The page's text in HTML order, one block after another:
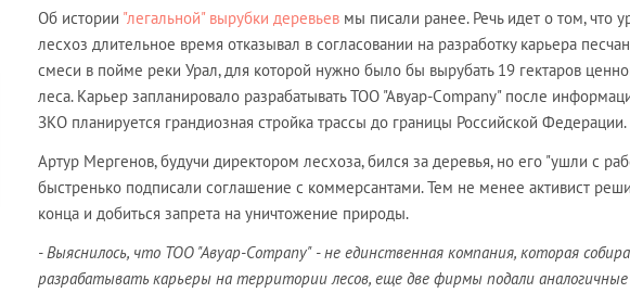
Об истории "легальной" вырубки деревьев мы писали ранее. Речь идет о том, что
лесхоз длительное время отказывал в согласовании на разработку карьера
смеси в пойме реки Урал, для которой нужно было бы вырубать 19 гектаров
леса. Карьер запланировало разрабатывать ТОО "Авуар-Сompany" после
ЗКО планируется грандиозная стройка трассы до границы Российской Федерации.
Артур Мергенов, будучи директором лесхоза, бился за деревья, но его "ушли с
быстренько подписали соглашение с коммерсантами. Тем не менее активист
конца и добиться запрета на уничтожение природы.
- Выяснилось, что ТОО "Авуар-Сompany" - не единственная компания, которая
разрабатывать карьеры на территории лесов, еще две фирмы подали аналогичные